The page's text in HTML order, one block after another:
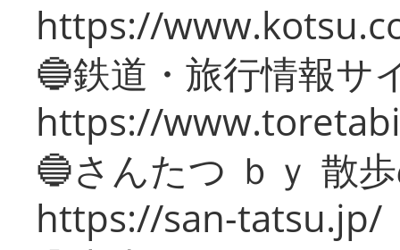
https://
🔵鉄道・旅行情報サ
https://
🔵さんたつ ｂｙ 散
https://san-tatsu.jp/